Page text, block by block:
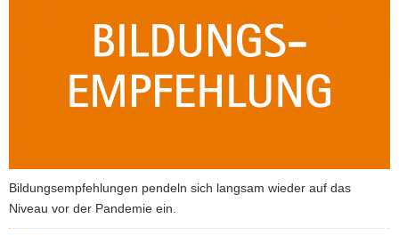
Bildungsempfehlungen pendeln sich langsam wieder auf das
Niveau vor der Pandemie ein.